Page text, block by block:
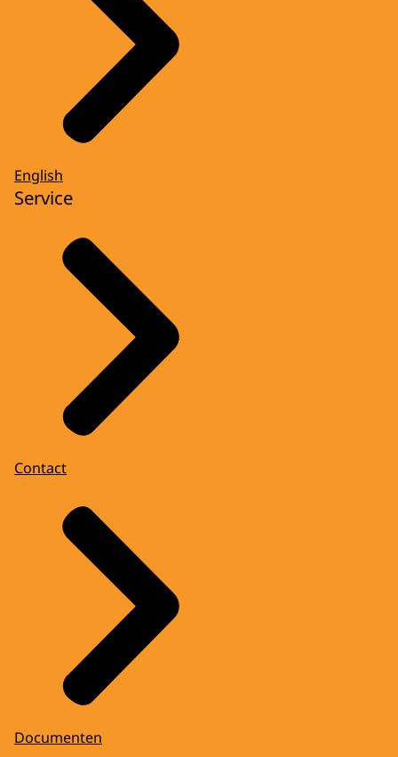
English
Service
Contact
Documenten